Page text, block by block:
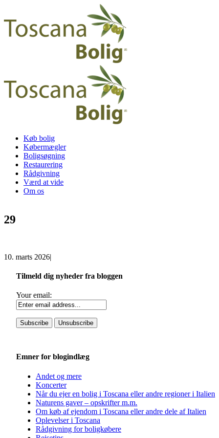
Køb bolig
Købermægler
Boligsøgning
Restaurering
Rådgivning
Værd at vide
Om os
29
10. marts 2026|
Tilmeld dig nyheder fra bloggen
Your email:
Emner for blogindlæg
Andet og mere
Koncerter
Når du ejer en bolig i Toscana eller andre regioner i Italien
Naturens gaver – opskrifter m.m.
Om køb af ejendom i Toscana eller andre dele af Italien
Oplevelser i Toscana
Rådgivning for boligkøbere